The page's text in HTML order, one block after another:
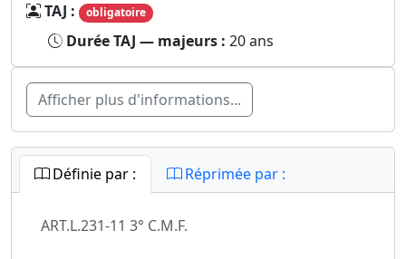
TAJ : obligatoire
Durée TAJ — majeurs : 20 ans
Afficher plus d'informations...
Définie par : Réprimée par :
ART.L.231-11 3° C.M.F.